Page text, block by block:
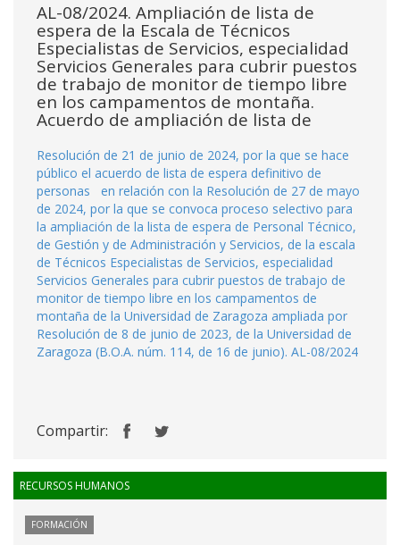
AL-08/2024. Ampliación de lista de
espera de la Escala de Técnicos
Especialistas de Servicios, especialidad
Servicios Generales para cubrir puestos
de trabajo de monitor de tiempo libre
en los campamentos de montaña.
Acuerdo de ampliación de lista de
Resolución de 21 de junio de 2024, por la que se hace
público el acuerdo de lista de espera definitivo de
personas en relación con la Resolución de 27 de mayo
de 2024, por la que se convoca proceso selectivo para
la ampliación de la lista de espera de Personal Técnico,
de Gestión y de Administración y Servicios, de la escala
de Técnicos Especialistas de Servicios, especialidad
Servicios Generales para cubrir puestos de trabajo de
monitor de tiempo libre en los campamentos de
montaña de la Universidad de Zaragoza ampliada por
Resolución de 8 de junio de 2023, de la Universidad de
Zaragoza (B.O.A. núm. 114, de 16 de junio). AL-08/2024
Compartir:
RECURSOS HUMANOS
FORMACIÓN